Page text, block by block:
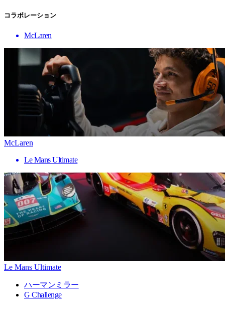
コラボレーション
McLaren
McLaren
Le Mans Ultimate
Le Mans Ultimate
ハーマンミラー
G Challenge